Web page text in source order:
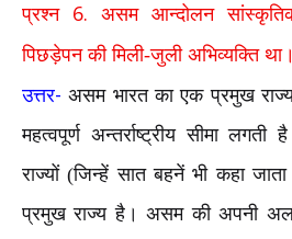
प्रश्न 6. असम आन्दोलन
पिछड़ेपन की मिली-जुली अभिव्यक्ति
उत्तर- असम भारत का एक प्रमुख
महत्वपूर्ण अन्तर्राष्ट्रीय सीमा
राज्यों (जिन्हें सात बहनें भी कहा
प्रमुख राज्य है। असम की अपनी